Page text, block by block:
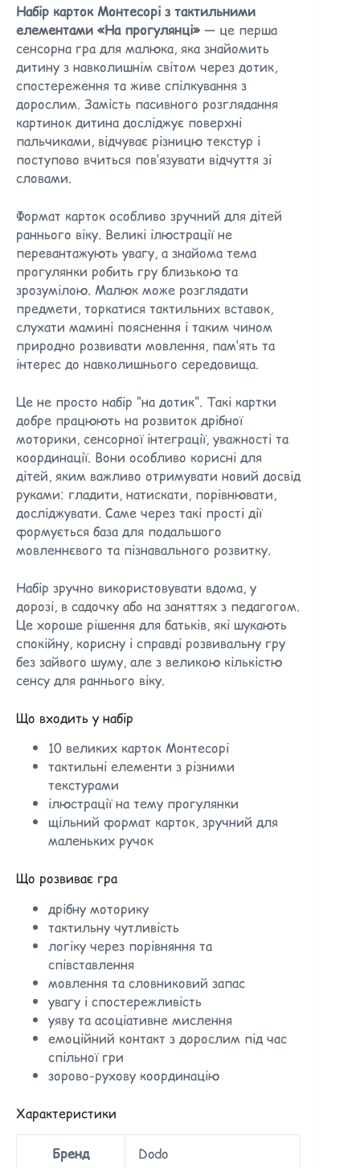
Набір карток Монтесорі з тактильними
елементами «На прогулянці» — це перша
сенсорна гра для малюка, яка знайомить
дитину з навколишнім світом через дотик,
спостереження та живе спілкування з
дорослим. Замість пасивного розглядання
картинок дитина досліджує поверхні
пальчиками, відчуває різницю текстур і
поступово вчиться пов’язувати відчуття зі
словами.
Формат карток особливо зручний для дітей
раннього віку. Великі ілюстрації не
перевантажують увагу, а знайома тема
прогулянки робить гру близькою та
зрозумілою. Малюк може розглядати
предмети, торкатися тактильних вставок,
слухати мамині пояснення і таким чином
природно розвивати мовлення, пам’ять та
інтерес до навколишнього середовища.
Це не просто набір “на дотик”. Такі картки
добре працюють на розвиток дрібної
моторики, сенсорної інтеграції, уважності та
координації. Вони особливо корисні для
дітей, яким важливо отримувати новий досвід
руками: гладити, натискати, порівнювати,
досліджувати. Саме через такі прості дії
формується база для подальшого
мовленнєвого та пізнавального розвитку.
Набір зручно використовувати вдома, у
дорозі, в садочку або на заняттях з педагогом.
Це хороше рішення для батьків, які шукають
спокійну, корисну і справді розвивальну гру
без зайвого шуму, але з великою кількістю
сенсу для раннього віку.
Що входить у набір
10 великих карток Монтесорі
тактильні елементи з різними
текстурами
ілюстрації на тему прогулянки
щільний формат карток, зручний для
маленьких ручок
Що розвиває гра
дрібну моторику
тактильну чутливість
логіку через порівняння та
співставлення
мовлення та словниковий запас
увагу і спостережливість
уяву та асоціативне мислення
емоційний контакт з дорослим під час
спільної гри
зорово-рухову координацію
Характеристики
Бренд Dodo